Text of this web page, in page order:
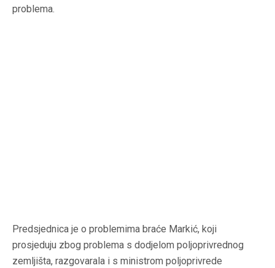
problema.
Predsjednica je o problemima braće Markić, koji
prosjeduju zbog problema s dodjelom poljoprivrednog
zemljišta, razgovarala i s ministrom poljoprivrede